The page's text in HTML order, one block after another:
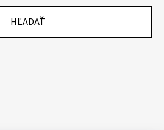
HĽADAŤ